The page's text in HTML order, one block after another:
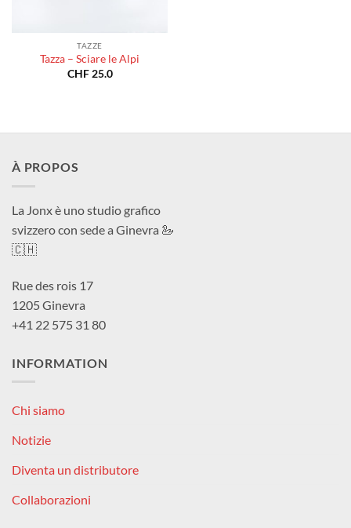
TAZZE
Tazza – Sciare le Alpi
CHF25.0
À PROPOS
La Jonx è uno studio grafico
svizzero con sede a Ginevra 🦢
🇨🇭
Rue des rois 17
1205 Ginevra
+41 22 575 31 80
INFORMATION
Chi siamo
Notizie
Diventa un distributore
Collaborazioni